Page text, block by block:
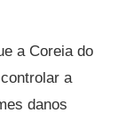
a Coreia do
a
danos